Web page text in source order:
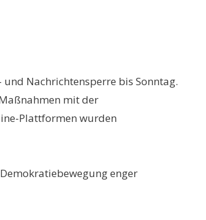
Nachrichtensperre bis Sonntag.
mit der
Plattformen wurden
enger